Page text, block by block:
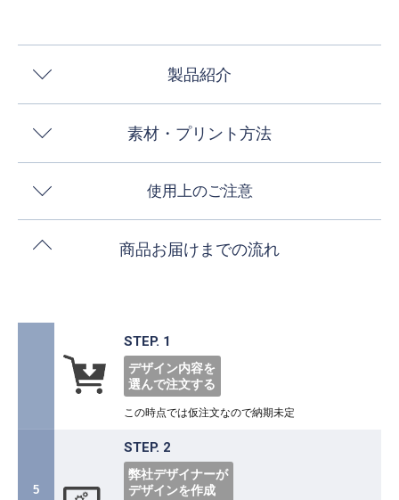
製品紹介
素材・プリント方法
使用上のご注意
商品お届けまでの流れ
STEP. 1
デザイン内容を
選んで注文する
この時点では仮注文なので納期未定
5営業日以内
STEP. 2
弊社デザイナーが
デザインを作成